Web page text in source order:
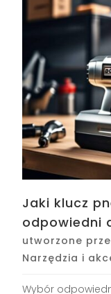
Jaki klucz
odpowiedni
utworzone
Narzędzia i
Wybór